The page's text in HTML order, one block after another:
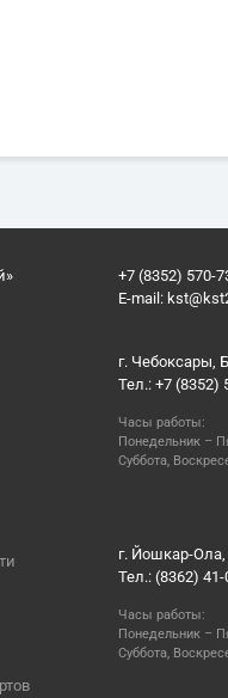
+7 (8352) 570-
E-mail:
г. Чебоксары,
Тел.: +7 (8352)
Часы работы:
Понедельник –
Суббота,
г. Йошкар-Ола,
Тел.: (8362) 41-
Часы работы:
Понедельник –
Суббота,